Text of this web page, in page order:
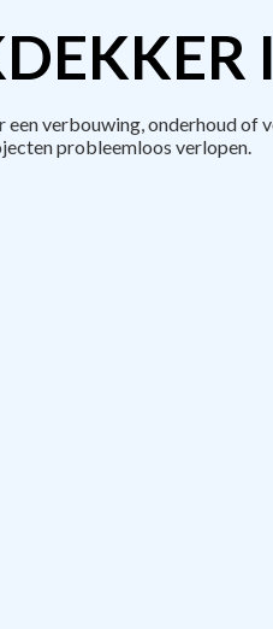
verbouwing, onderhoud of
probleemloos verlopen.